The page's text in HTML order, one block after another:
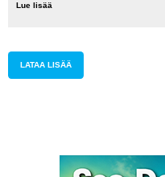
Lue lisää
seuraavaksi
Hyvinkäällä
LATAA LISÄÄ